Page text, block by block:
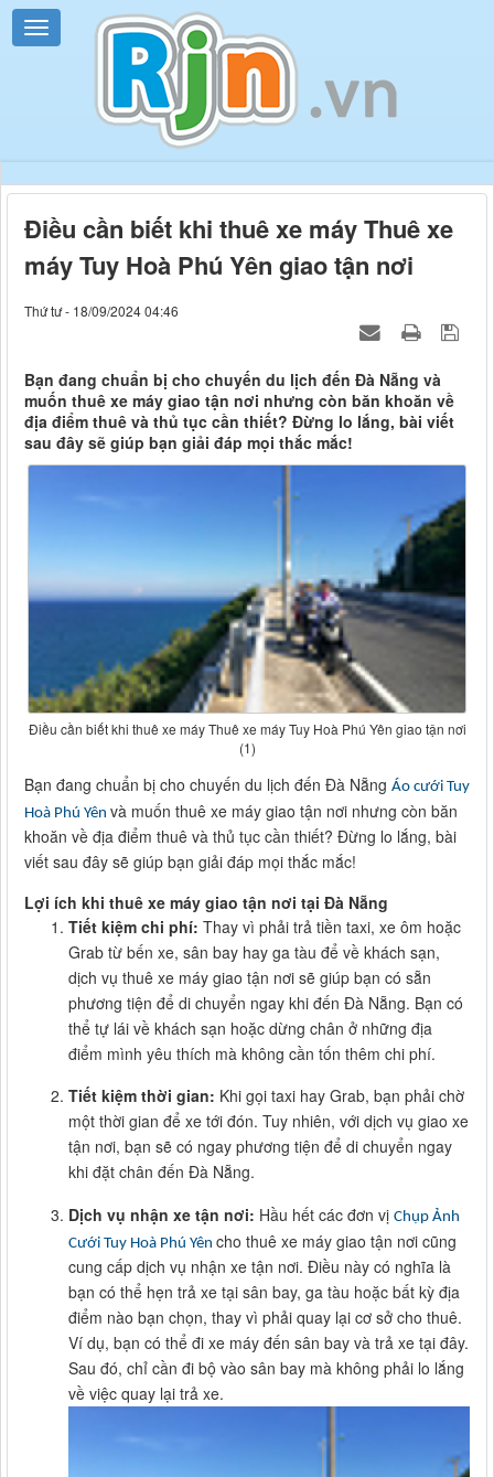
Điều cần biết khi thuê xe máy Thuê xe
máy Tuy Hoà Phú Yên giao tận nơi
Thứ tư - 18/09/2024 04:46
Bạn đang chuẩn bị cho chuyến du lịch đến Đà Nẵng và
muốn thuê xe máy giao tận nơi nhưng còn băn khoăn về
địa điểm thuê và thủ tục cần thiết? Đừng lo lắng, bài viết
sau đây sẽ giúp bạn giải đáp mọi thắc mắc!
Điều cần biết khi thuê xe máy Thuê xe máy Tuy Hoà Phú Yên giao tận nơi
(1)
Bạn đang chuẩn bị cho chuyến du lịch đến Đà Nẵng Áo cưới Tuy
Hoà Phú Yên và muốn thuê xe máy giao tận nơi nhưng còn băn
khoăn về địa điểm thuê và thủ tục cần thiết? Đừng lo lắng, bài
viết sau đây sẽ giúp bạn giải đáp mọi thắc mắc!
Lợi ích khi thuê xe máy giao tận nơi tại Đà Nẵng
Tiết kiệm chi phí: Thay vì phải trả tiền taxi, xe ôm hoặc
Grab từ bến xe, sân bay hay ga tàu để về khách sạn,
dịch vụ thuê xe máy giao tận nơi sẽ giúp bạn có sẵn
phương tiện để di chuyển ngay khi đến Đà Nẵng. Bạn có
thể tự lái về khách sạn hoặc dừng chân ở những địa
điểm mình yêu thích mà không cần tốn thêm chi phí.
Tiết kiệm thời gian: Khi gọi taxi hay Grab, bạn phải chờ
một thời gian để xe tới đón. Tuy nhiên, với dịch vụ giao xe
tận nơi, bạn sẽ có ngay phương tiện để di chuyển ngay
khi đặt chân đến Đà Nẵng.
Dịch vụ nhận xe tận nơi: Hầu hết các đơn vị Chụp Ảnh
Cưới Tuy Hoà Phú Yên cho thuê xe máy giao tận nơi cũng
cung cấp dịch vụ nhận xe tận nơi. Điều này có nghĩa là
bạn có thể hẹn trả xe tại sân bay, ga tàu hoặc bất kỳ địa
điểm nào bạn chọn, thay vì phải quay lại cơ sở cho thuê.
Ví dụ, bạn có thể đi xe máy đến sân bay và trả xe tại đây.
Sau đó, chỉ cần đi bộ vào sân bay mà không phải lo lắng
về việc quay lại trả xe.